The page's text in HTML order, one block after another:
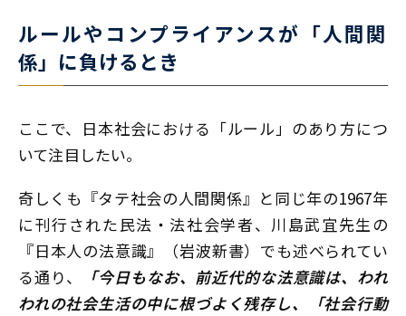
ルールやコンプライアンスが「人間関
係」に負けるとき
ここで、日本社会における「ルール」のあり方につ
いて注目したい。
奇しくも『タテ社会の人間関係』と同じ年の1967年
に刊行された民法・法社会学者、川島武宜先生の
『日本人の法意識』（岩波新書）でも述べられてい
る通り、
「今日もなお、前近代的な法意識は、われ
われの社会生活の中に根づよく残存し、「社会行動